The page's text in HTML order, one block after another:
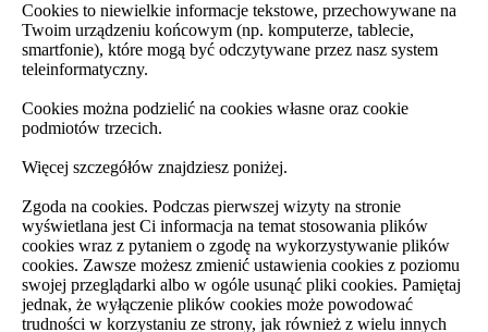
Cookies to niewielkie informacje tekstowe, przechowywane na
Twoim urządzeniu końcowym (np. komputerze, tablecie,
smartfonie), które mogą być odczytywane przez nasz system
teleinformatyczny.
Cookies można podzielić na cookies własne oraz cookie
podmiotów trzecich.
Więcej szczegółów znajdziesz poniżej.
Zgoda na cookies. Podczas pierwszej wizyty na stronie
wyświetlana jest Ci informacja na temat stosowania plików
cookies wraz z pytaniem o zgodę na wykorzystywanie plików
cookies. Zawsze możesz zmienić ustawienia cookies z poziomu
swojej przeglądarki albo w ogóle usunąć pliki cookies. Pamiętaj
jednak, że wyłączenie plików cookies może powodować
trudności w korzystaniu ze strony, jak również z wielu innych